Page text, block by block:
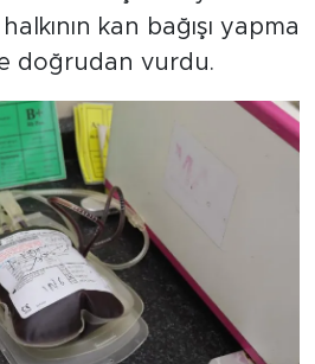
kan bağışı yapma
doğrudan vurdu.